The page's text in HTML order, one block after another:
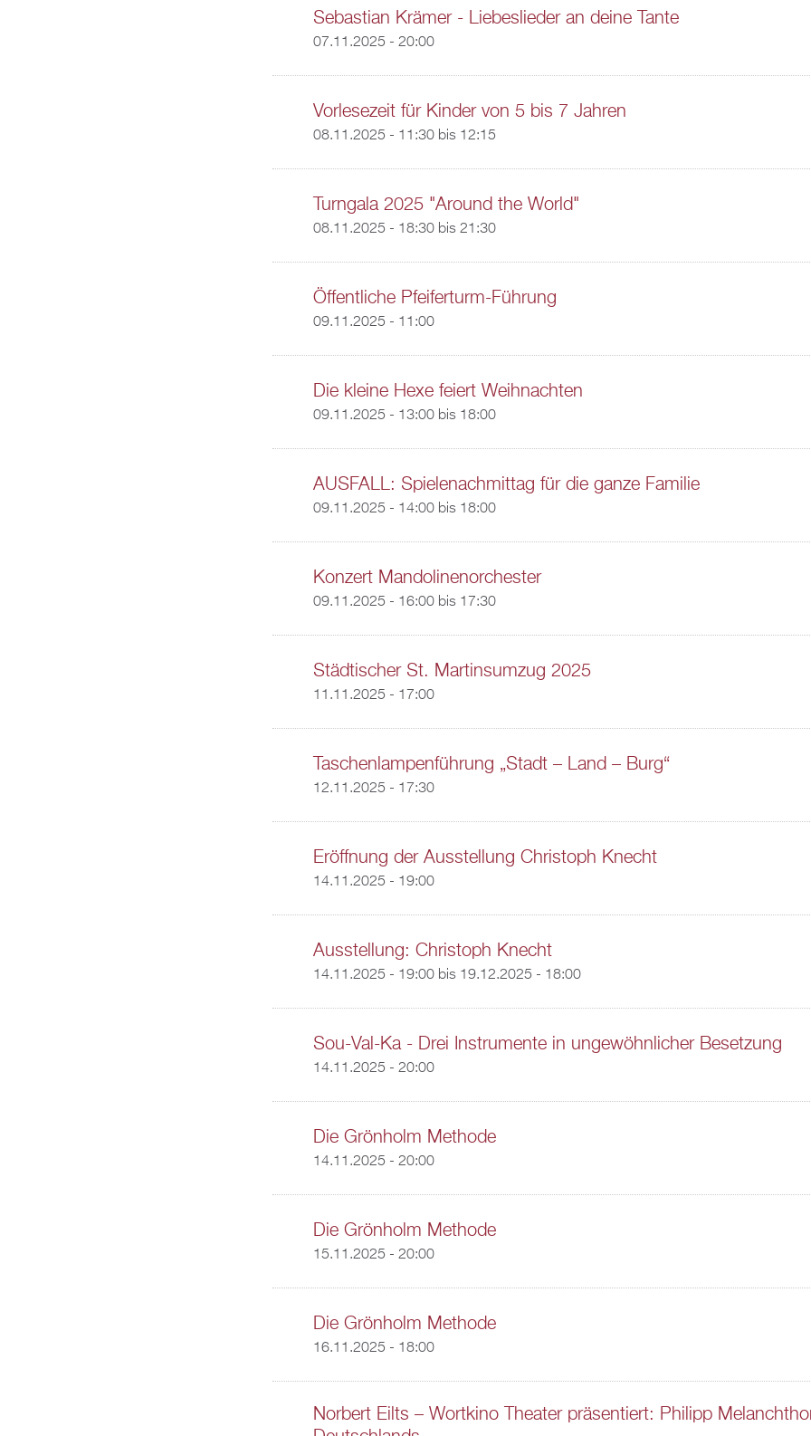
Sebastian Krämer - Liebeslieder an deine Tante
07.11.2025 - 20:00
Vorlesezeit für Kinder von 5 bis 7 Jahren
08.11.2025 - 11:30bis 12:15
Turngala 2025 "Around the World"
08.11.2025 - 18:30bis 21:30
Öffentliche Pfeiferturm-Führung
09.11.2025 - 11:00
Die kleine Hexe feiert Weihnachten
09.11.2025 - 13:00bis 18:00
AUSFALL: Spielenachmittag für die ganze Familie
09.11.2025 - 14:00bis 18:00
Konzert Mandolinenorchester
09.11.2025 - 16:00bis 17:30
Städtischer St. Martinsumzug 2025
11.11.2025 - 17:00
Taschenlampenführung „Stadt – Land – Burg“
12.11.2025 - 17:30
Eröffnung der Ausstellung Christoph Knecht
14.11.2025 - 19:00
Ausstellung: Christoph Knecht
14.11.2025 - 19:00bis 19.12.2025 - 18:00
Sou-Val-Ka - Drei Instrumente in ungewöhnlicher Besetzung
14.11.2025 - 20:00
Die Grönholm Methode
14.11.2025 - 20:00
Die Grönholm Methode
15.11.2025 - 20:00
Die Grönholm Methode
16.11.2025 - 18:00
Norbert Eilts – Wortkino Theater präsentiert: Philipp